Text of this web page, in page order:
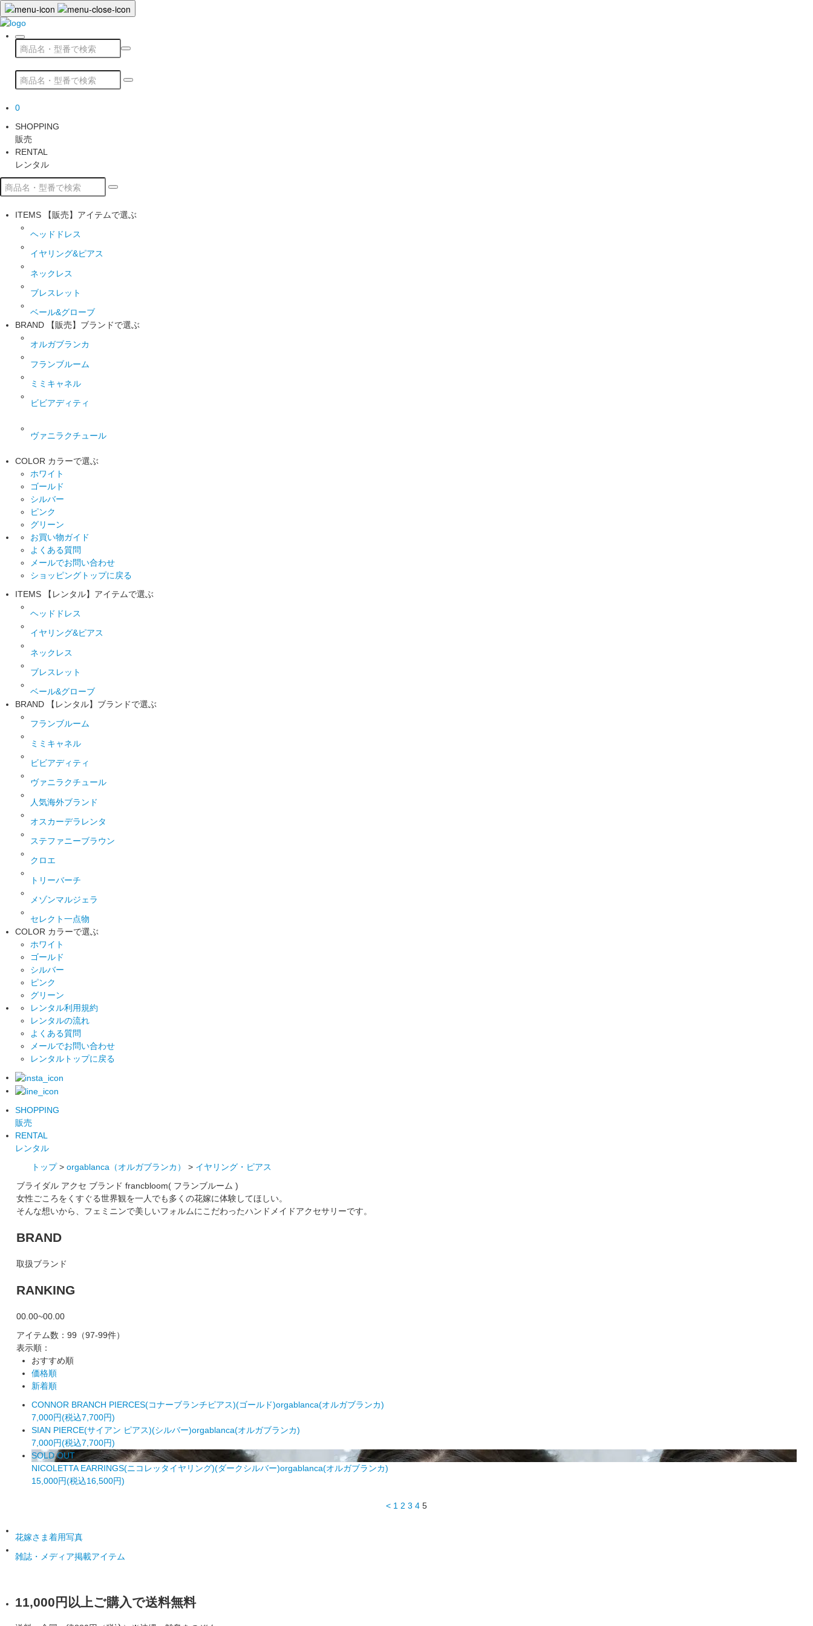
0
SHOPPING
販売
RENTAL
レンタル
ITEMS 【販売】アイテムで選ぶ
ヘッドドレス
イヤリング&ピアス
ネックレス
ブレスレット
ベール&グローブ
BRAND
【販売】ブランドで選ぶ
オルガブランカ
フランブルーム
ミミキャネル
ビビアディティ
ヴァニラクチュール
COLOR カラーで選ぶ
ホワイト
ゴールド
シルバー
ピンク
グリーン
お買い物ガイド
よくある質問
メールでお問い合わせ
ショッピングトップに戻る
ITEMS
【レンタル】アイテムで選ぶ
ヘッドドレス
イヤリング&ピアス
ネックレス
ブレスレット
ベール&グローブ
BRAND
【レンタル】ブランドで選ぶ
フランブルーム
ミミキャネル
ビビアディティ
ヴァニラクチュール
人気海外ブランド
オスカーデラレンタ
ステファニーブラウン
クロエ
トリーバーチ
メゾンマルジェラ
セレクト一点物
COLOR カラーで選ぶ
ホワイト
ゴールド
シルバー
ピンク
グリーン
レンタル利用規約
レンタルの流れ
よくある質問
メールでお問い合わせ
レンタルトップに戻る
SHOPPING
販売
RENTAL
レンタル
トップ > orgablanca（オルガブランカ） > イヤリング・ピアス
ブライダル アクセ ブランド francbloom( フランブルーム )
女性ごころをくすぐる世界観を一人でも多くの花嫁に体験してほしい。
そんな想いから、フェミニンで美しいフォルムにこだわったハンドメイドアクセサリーです。
BRAND
取扱ブランド
RANKING
00.00~00.00
アイテム数：99 （97-99件）
表示順：
おすすめ順
価格順
新着順
CONNOR BRANCH PIERCES(コナーブランチピアス)(ゴールド)orgablanca(オルガブランカ)
7,000円(税込7,700円)
SIAN PIERCE(サイアン ピアス)(シルバー)orgablanca(オルガブランカ)
7,000円(税込7,700円)
SOLD OUT
NICOLETTA EARRINGS(ニコレッタイヤリング)(ダークシルバー)orgablanca(オルガブランカ)
15,000円(税込16,500円)
< 1 2 3 4 5
花嫁さま着用写真
雑誌・メディア掲載アイテム
11,000円以上ご購入で送料無料